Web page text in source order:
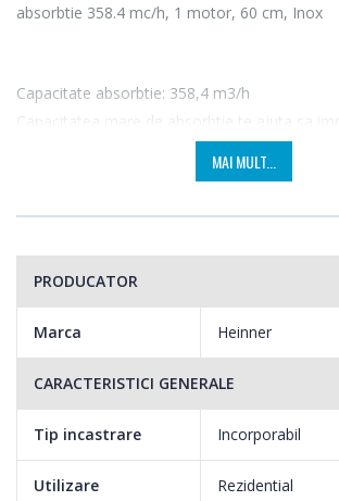
absorbtie 358.4 mc/h, 1 motor, 60 cm, Inox
Capacitate absorbtie: 358,4 m3/h
Capacitatea mare de absorbtie te ajuta sa
2 trepte de putere
MAI MULT...
PRODUCATOR
Marca Heinner
CARACTERISTICI GENERALE
Tip incastrare Incorporabil
Utilizare Rezidential